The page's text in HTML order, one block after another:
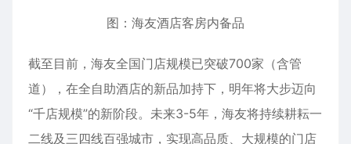
图：海友酒店客房内备品
截至目前，海友全国门店规模已突破700家（含管
道），在全自助酒店的新品加持下，明年将大步迈向
“千店规模”的新阶段。未来3-5年，海友将持续耕耘一
二线及三四线百强城市，实现高品质、大规模的门店